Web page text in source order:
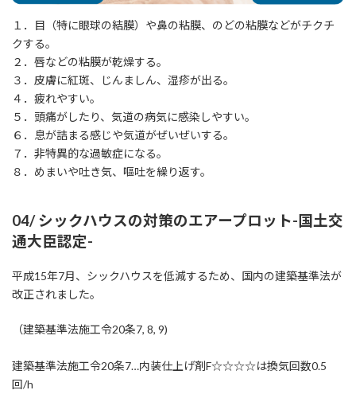
１．目（特に眼球の結膜）や鼻の粘膜、のどの粘膜などがチクチ
クする。
２．唇などの粘膜が乾燥する。
３．皮膚に紅斑、じんましん、湿疹が出る。
４．疲れやすい。
５．頭痛がしたり、気道の病気に感染しやすい。
６．息が詰まる感じや気道がぜいぜいする。
７．非特異的な過敏症になる。
８．めまいや吐き気、嘔吐を繰り返す。
​04/ シックハウスの対策のエアープロット-国土交
通大臣認定-
平成15年7月、シックハウスを低減するため、国内の建築基準法が
改正されました。
（建築基準法施工令20条7, 8, 9)
建築基準法施工令20条7…内装仕上げ剤F☆☆☆☆は換気回数0.5
回/h